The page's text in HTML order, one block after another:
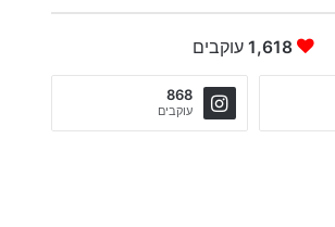
1,618 עוקבים
868
עוקבים